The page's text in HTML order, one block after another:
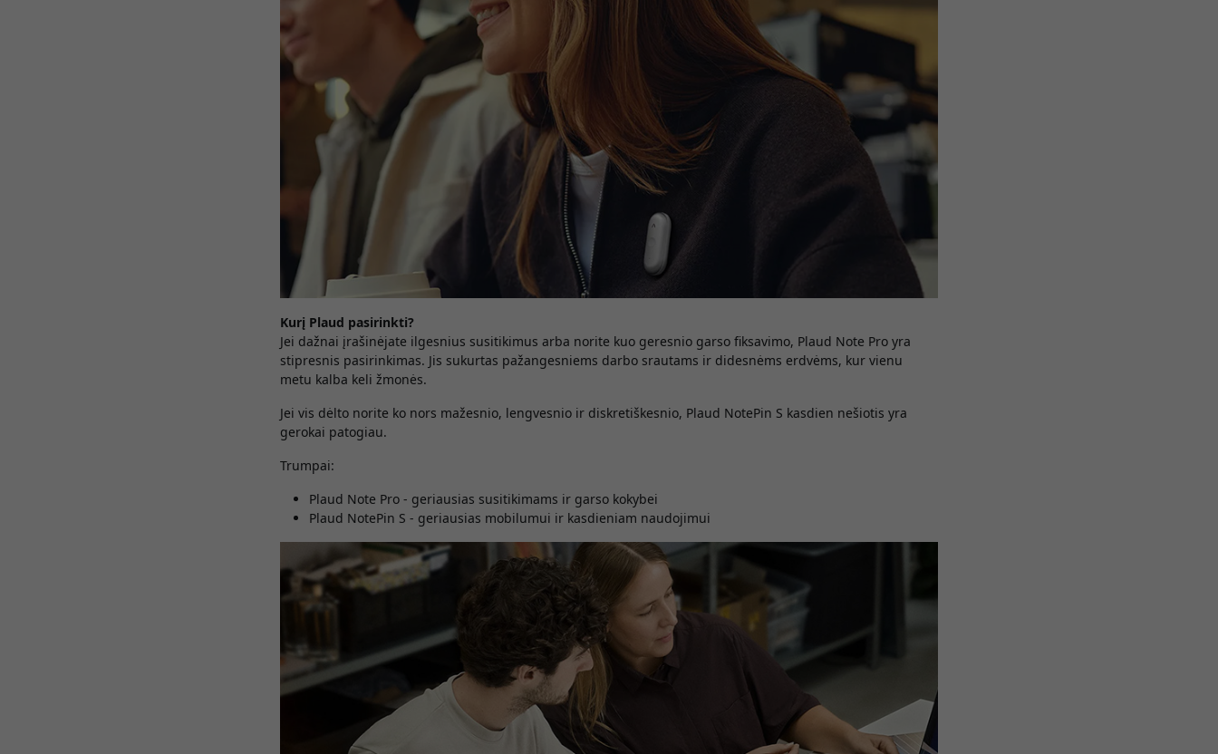
Kurį Plaud pasirinkti?
Jei dažnai įrašinėjate ilgesnius susitikimus arba norite kuo geresnio garso fiksavimo, Plaud Note Pro yra
stipresnis pasirinkimas. Jis sukurtas pažangesniems darbo srautams ir didesnėms erdvėms, kur vienu
metu kalba keli žmonės.
Jei vis dėlto norite ko nors mažesnio, lengvesnio ir diskretiškesnio, Plaud NotePin S kasdien nešiotis yra
gerokai patogiau.
Trumpai:
Plaud Note Pro - geriausias susitikimams ir garso kokybei
Plaud NotePin S - geriausias mobilumui ir kasdieniam naudojimui